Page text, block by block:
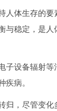
体生存的
与稳定，是
设备辐射等
疾病。
，尽管变